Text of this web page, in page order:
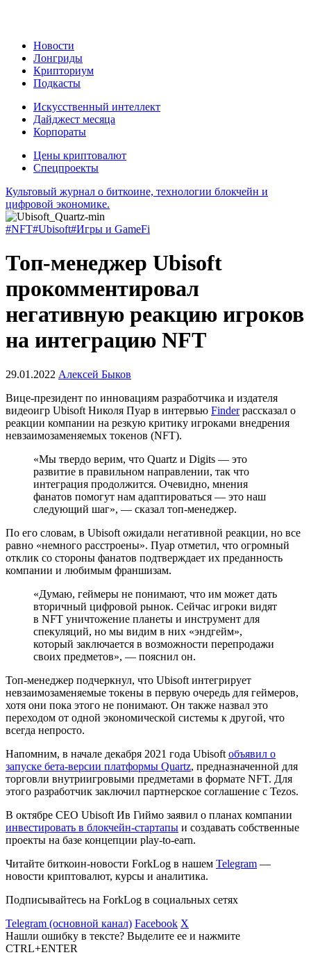
Новости
Лонгриды
Крипториум
Подкасты
Искусственный интеллект
Дайджест месяца
Корпораты
Цены криптовалют
Спецпроекты
Культовый журнал о биткоине, технологии блокчейн и
цифровой экономике.
#NFT#Ubisoft#Игры и GameFi
Топ-менеджер Ubisoft
прокомментировал
негативную реакцию игроков
на интеграцию NFT
29.01.2022 Алексей Быков
Вице-президент по инновациям разработчика и издателя
видеоигр Ubisoft Николя Пуар в интервью Finderрассказал о
реакции компании на резкую критику игроками внедрения
невзаимозаменяемых токенов (NFT).
«Мы твердо верим, что Quartz и Digits — это
развитие в правильном направлении, так что
интеграция продолжится. Очевидно, мнения
фанатов помогут нам адаптироваться — это наш
следующий шаг», — сказал топ-менеджер.
По его словам, в Ubisoft ожидали негативной реакции, но все
равно «немного расстроены». Пуар отметил, что огромный
отклик со стороны фанатов подтверждает их преданность
компании и любимым франшизам.
«Думаю, геймеры не понимают, что им может дать
вторичный цифровой рынок. Сейчас игроки видят
в NFT уничтожение планеты и инструмент для
спекуляций, но мы видим в них «эндгейм»,
который заключается в возможности перепродажи
своих предметов», — пояснил он.
Топ-менеджер подчеркнул, что Ubisoft интегрирует
невзаимозаменяемые токены в первую очередь для геймеров,
хотя они пока этого не понимают. Он также назвал это
переходом от одной экономической системы к другой, что
всегда непросто.
Напомним, в начале декабря 2021 года Ubisoft объявил о
запуске бета-версии платформы Quartz, предназначенной для
торговли внутриигровыми предметами в формате NFT. Для
этого разработчик заключил партнерское соглашение с Tezos.
В октябре CEO Ubisoft Ив Гиймо заявил о планах компании
инвестировать в блокчейн-стартапы и создавать собственные
проекты на базе концепции play-to-earn.
Читайте биткоин-новости ForkLog в нашем Telegram —
новости криптовалют, курсы и аналитика.
Подписывайтесь на ForkLog в социальных сетях
Telegram (основной канал) Facebook X
Нашли ошибку в тексте? Выделите ее и нажмите
CTRL+ENTER